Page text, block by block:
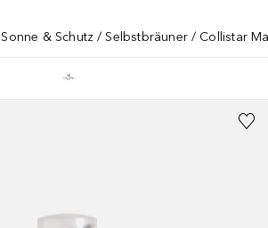
Sonne & Schutz Selbstbräuner Collistar